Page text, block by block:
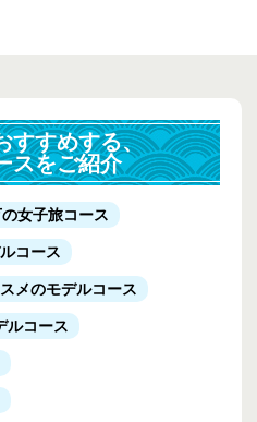
すすめする、
スをご紹介
女子旅コース
コース
メのモデルコース
ルコース